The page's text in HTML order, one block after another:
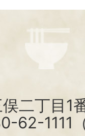
二丁目1
62-1111